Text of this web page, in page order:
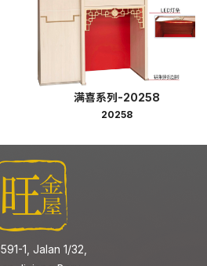
满喜系列-20258
20258
1, Jalan 1/32,